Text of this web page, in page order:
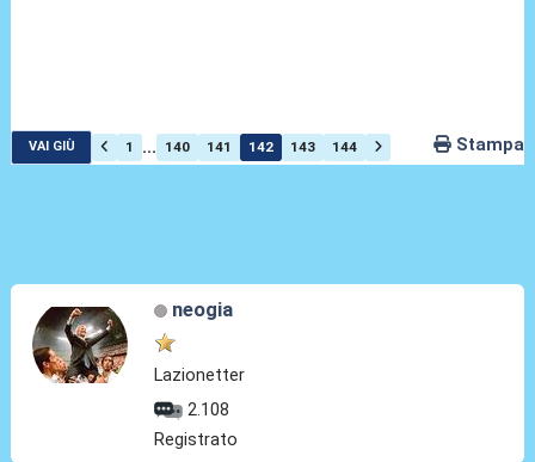
VAI GIÙ 1 ... 140 141 142 143 144 Stampa
neogia
Lazionetter
2.108
Registrato